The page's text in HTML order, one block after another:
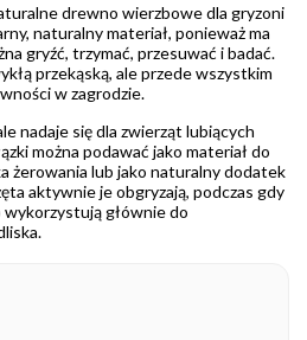
drewno wierzbowe dla gryzoni
naturalny materiał, ponieważ ma
gryźć, trzymać, przesuwać i badać.
przekąską, ale przede wszystkim
w zagrodzie.
nadaje się dla zwierząt lubiących
można podawać jako materiał do
żerowania lub jako naturalny dodatek
aktywnie je obgryzają, podczas gdy
wykorzystują głównie do